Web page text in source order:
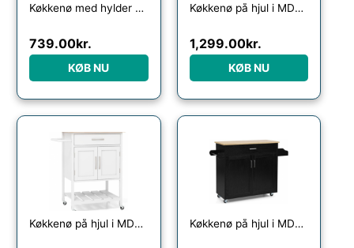
Køkkenø med hylder og kurve – køkkenreol – rustik brun 80x35x95 – Køkkenudstyr – Daily-Living
739.00kr.
KØB NU
Køkkenø på hjul i MDF H92 x B75 x D46 cm – Sort/Brun
1,299.00kr.
KØB NU
Køkkenø på hjul i MDF og gummitræ H90 x B73 x D48 cm – Hvid/Natur Køkkenø på hjul i MDF og hårdtræ H85 x B90 – 116 x D40 cm – Sort/Natur